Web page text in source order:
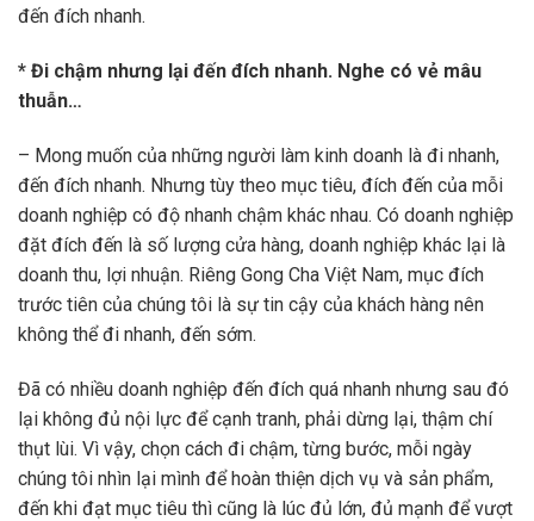
đến đích nhanh.
* Đi chậm nhưng lại đến đích nhanh. Nghe có vẻ mâu
thuẫn…
– Mong muốn của những người làm kinh doanh là đi nhanh,
đến đích nhanh. Nhưng tùy theo mục tiêu, đích đến của mỗi
doanh nghiệp có độ nhanh chậm khác nhau. Có doanh nghiệp
đặt đích đến là số lượng cửa hàng, doanh nghiệp khác lại là
doanh thu, lợi nhuận. Riêng Gong Cha Việt Nam, mục đích
trước tiên của chúng tôi là sự tin cậy của khách hàng nên
không thể đi nhanh, đến sớm.
Đã có nhiều doanh nghiệp đến đích quá nhanh nhưng sau đó
lại không đủ nội lực để cạnh tranh, phải dừng lại, thậm chí
thụt lùi. Vì vậy, chọn cách đi chậm, từng bước, mỗi ngày
chúng tôi nhìn lại mình để hoàn thiện dịch vụ và sản phẩm,
đến khi đạt mục tiêu thì cũng là lúc đủ lớn, đủ mạnh để vượt